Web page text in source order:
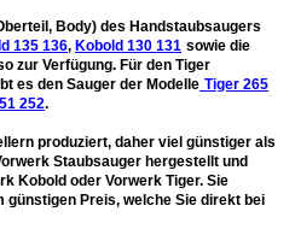
Body) des Handstaubsaugers
135 136, Kobold 130 131 sowie die
zur Verfügung. Für den Tiger
es den Sauger der Modelle Tiger 265
252.
produziert, daher viel günstiger als
Staubsauger hergestellt und
Kobold oder Vorwerk Tiger. Sie
günstigen Preis, welche Sie direkt bei